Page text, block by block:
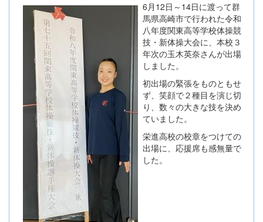
6月12日～14日に渡って群
馬県高崎市で行われた令和
八年度関東高等学校体操競
技・新体操大会に、本校３
年次の玉木英奈さんが出場
しました。
初出場の緊張をものともせ
ず、笑顔で２種目を演じ切
り、数々の大きな技を決め
ていました。
栄進高校の校章をつけての
出場に、応援席も感無量で
した。